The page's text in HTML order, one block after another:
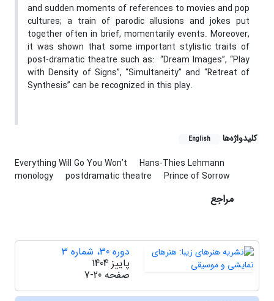
and sudden moments of references to movies and pop
cultures; a train of parodic allusions and jokes put
together often in brief, momentarily events. Moreover,
it was shown that some important stylistic traits of
post-dramatic theatre such as: “Dream Images”, “Play
with Density of Signs”, “Simultaneity” and “Retreat of
Synthesis” can be recognized in this play.
کلیدواژه‌ها English
Everything Will Go You Won’t
Hans-Thies Lehmann
monology
postdramatic theatre Prince of Sorrow
مراجع
دوره 30، شماره 3
پاییز 1404
صفحه 7-20